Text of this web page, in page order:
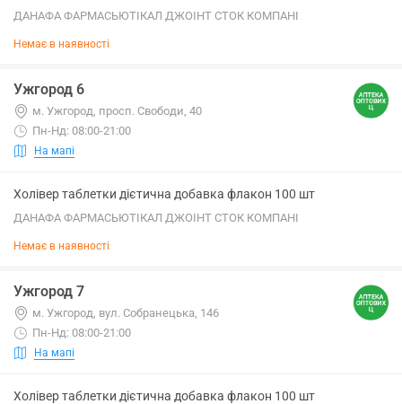
ДАНАФА ФАРМАСЬЮТІКАЛ ДЖОІНТ СТОК КОМПАНІ
Немає в наявності
Ужгород 6
м. Ужгород, просп. Свободи, 40
Пн-Нд: 08:00-21:00
На мапі
Холівер таблетки дієтична добавка флакон 100 шт
ДАНАФА ФАРМАСЬЮТІКАЛ ДЖОІНТ СТОК КОМПАНІ
Немає в наявності
Ужгород 7
м. Ужгород, вул. Собранецька, 146
Пн-Нд: 08:00-21:00
На мапі
Холівер таблетки дієтична добавка флакон 100 шт